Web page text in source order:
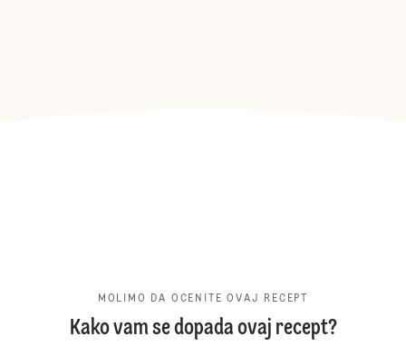
MOLIMO DA OCENITE OVAJ RECEPT
Kako vam se dopada ovaj recept?